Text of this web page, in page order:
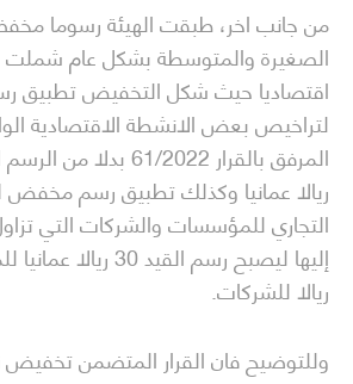
من جانب اخر، طبقت الهيئة رسوما
لتراخيص بعض الانشطة الاقتصادية
ريالا عمانيا وكذلك تطبيق رسم مخفض
التجاري للمؤسسات والشركات التي
ريالا للشركات.